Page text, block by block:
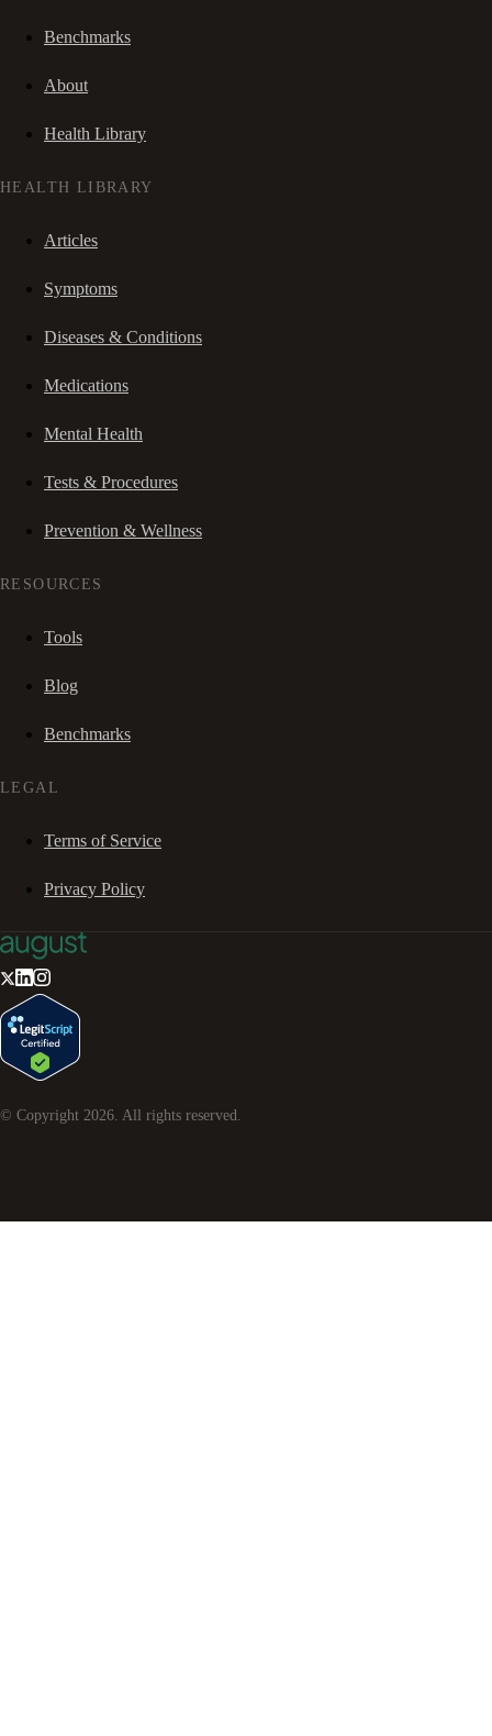
Benchmarks
About
Health Library
HEALTH LIBRARY
Articles
Symptoms
Diseases & Conditions
Medications
Mental Health
Tests & Procedures
Prevention & Wellness
RESOURCES
Tools
Blog
Benchmarks
LEGAL
Terms of Service
Privacy Policy
© Copyright 2026. All rights reserved.